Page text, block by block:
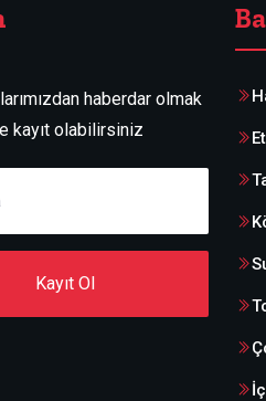
haberdar olmak
kayıt olabilirsiniz
Kayıt Ol